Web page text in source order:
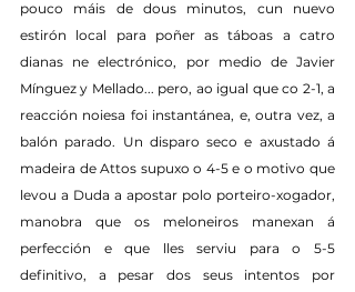
pouco máis de dous minutos, cun nuevo
estirón local para poñer as táboas a catro
dianas ne electrónico, por medio de Javier
Mínguez y Mellado... pero, ao igual que co 2-1, a
reacción noiesa foi instantánea, e, outra vez, a
balón parado. Un disparo seco e axustado á
madeira de Attos supuxo o 4-5 e o motivo que
levou a Duda a apostar polo porteiro-xogador,
manobra que os meloneiros manexan á
perfección e que lles serviu para o 5-5
definitivo, a pesar dos seus intentos por